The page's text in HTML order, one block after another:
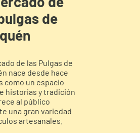
de
de las Pulgas de
nace desde hace
como un espacio
historias y tradición
al público
una gran variedad
artesanales.